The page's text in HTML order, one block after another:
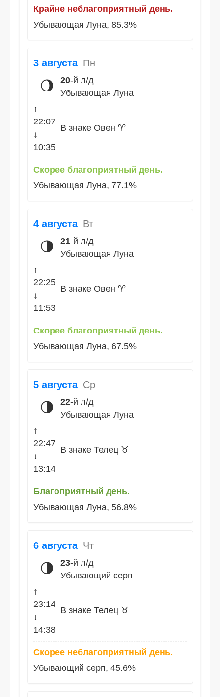
Крайне неблагоприятный день.
Убывающая Луна, 85.3%
3 августа Пн
🌖 20-й л/д
Убывающая Луна
↑
22:07
↓
10:35
В знаке Овен ♈
Скорее благоприятный день.
Убывающая Луна, 77.1%
4 августа Вт
🌗 21-й л/д
Убывающая Луна
↑
22:25
↓
11:53
В знаке Овен ♈
Скорее благоприятный день.
Убывающая Луна, 67.5%
5 августа Ср
🌗 22-й л/д
Убывающая Луна
↑
22:47
↓
13:14
В знаке Телец ♉
Благоприятный день.
Убывающая Луна, 56.8%
6 августа Чт
🌗 23-й л/д
Убывающий серп
↑
23:14
↓
14:38
В знаке Телец ♉
Скорее неблагоприятный день.
Убывающий серп, 45.6%